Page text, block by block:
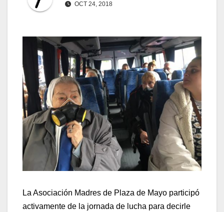
OCT 24, 2018
La Asociación Madres de Plaza de Mayo participó
activamente de la jornada de lucha para decirle